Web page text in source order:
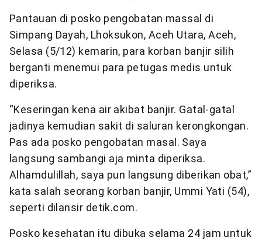
Pantauan di posko pengobatan massal di
Simpang Dayah, Lhoksukon, Aceh Utara, Aceh,
Selasa (5/12) kemarin, para korban banjir silih
berganti menemui para petugas medis untuk
diperiksa.
“Keseringan kena air akibat banjir. Gatal-gatal
jadinya kemudian sakit di saluran kerongkongan.
Pas ada posko pengobatan masal. Saya
langsung sambangi aja minta diperiksa.
Alhamdulillah, saya pun langsung diberikan obat,”
kata salah seorang korban banjir, Ummi Yati (54),
seperti dilansir detik.com.
Posko kesehatan itu dibuka selama 24 jam untuk